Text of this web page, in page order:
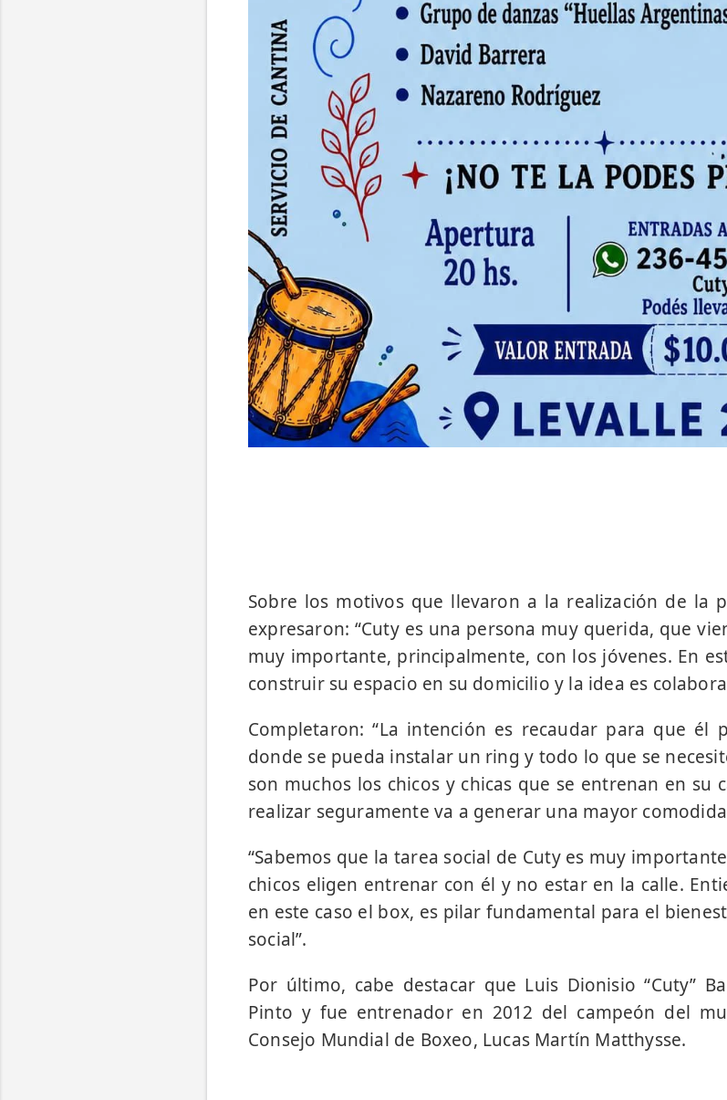
Sobre los motivos que llevaron a la realización de la
expresaron: “Cuty es una persona muy querida, que
muy importante, principalmente, con los jóvenes. En
construir su espacio en su domicilio y la idea es
Completaron: “La intención es recaudar para que él
donde se pueda instalar un ring y todo lo que se
son muchos los chicos y chicas que se entrenan en su
realizar seguramente va a generar una mayor
“Sabemos que la tarea social de Cuty es muy
chicos eligen entrenar con él y no estar en la calle.
en este caso el box, es pilar fundamental para el
social”.
Por último, cabe destacar que Luis Dionisio “Cuty”
Pinto y fue entrenador en 2012 del campeón del
Consejo Mundial de Boxeo, Lucas Martín Matthysse.